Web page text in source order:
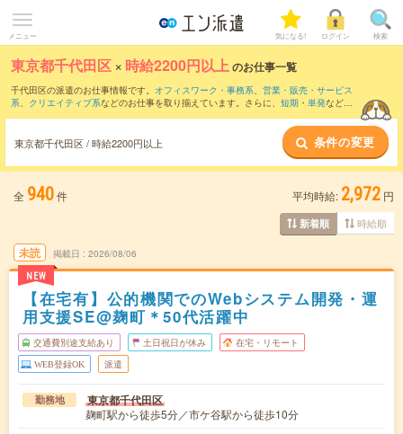
メニュー 気になる! ログイン 検索
東京都千代田区 × 時給2200円以上のお仕事一覧
千代田区の派遣のお仕事情報です。 オフィスワーク・事務系、 営業・販売・サービス
系、 クリエイティブ系などのお仕事を取り揃えています。さらに、 短期 ・ 単発などの
東京都千代田区 / 時給2200円以上 条件の変更
全 940件 平均時給: 2,972 円
新着順 時給順
未読
NEW
掲載日 2026/08/06
【在宅有】公的機関でのWebシステム開発・運
用支援SE@麹町＊50代活躍中
交通費別途支給あり 土日祝日が休み 在宅・リモート
WEB登録OK 派遣
勤務地 東京都千代田区
麹町駅から徒歩5分／市ケ谷駅から徒歩10分